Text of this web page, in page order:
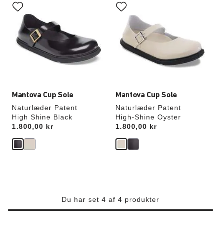
Mantova Cup Sole
Naturlæder Patent
High Shine Black
Price:
1.800,00 kr
med
prøvefarver
opdatere
produktbilledet
Mantova Cup Sole
Naturlæder Patent
High-Shine Oyster
Price:
1.800,00 kr
med
prøvefarver
opdatere
produktbilledet
Du har set 4 af 4 produkter